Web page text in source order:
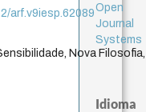
arf.v9iesp.62089
Nova
Open
Journal
Systems
Idioma